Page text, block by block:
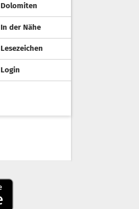
Dolomiten
In der Nähe
Lesezeichen
Login